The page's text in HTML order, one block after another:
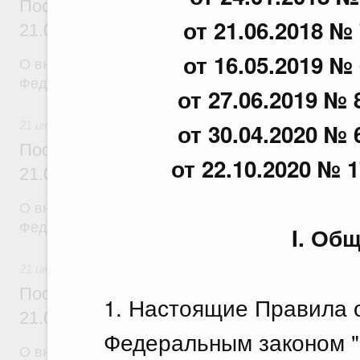
от 21.06.2018
от 16.05.2019
от 27.06.2019 №
от 30.04.2020 №
от 22.10.2020 №
I.
1. Настоящие Правила
Федеральным законом
Постановление Правительства
21.07.2026 г. № 918
О внесении изменений в постановление
Постановление Правительства
21.07.2026 г. № 920
Федерации от 30 сентября 2021 г. № 1661
Постановление Правительства
21.07.2026 г. № 919
О внесении изменения в постановление